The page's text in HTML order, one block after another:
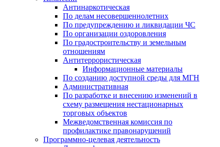
Антинаркотическая
По делам несовершеннолетних
По предупреждению и ликвидации ЧС
По организации оздоровления
По градостроительству и земельным
отношениям
Антитеррористическая
Информационные материалы
По созданию доступной среды для МГН
Административная
По разработке и внесению изменений в
схему размещения нестационарных
торговых объектов
Межведомственная комиссия по
профилактике правонарушений
Программно-целевая деятельность